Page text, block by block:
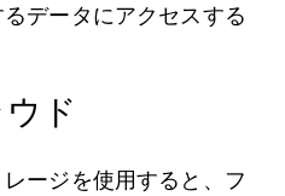
データにアクセスする
ド
ージを使用すると、フ